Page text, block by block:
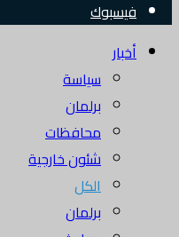
فيسبوك
أخبار
سياسة
برلمان
محافظات
شئون خارجية
الكل
برلمان